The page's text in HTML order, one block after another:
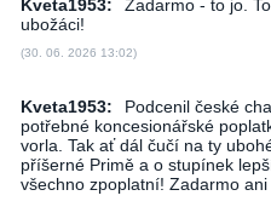
Kveta1953:
Zadarmo - to jo.
ubožáci!
(30. 06. 2026 13:02)
Kveta1953:
Podcenil české
potřebné koncesionářské
vorla. Tak ať dál čučí na ty
příšerné Primě a o stupínek
všechno zpoplatní! Zadarmo ani